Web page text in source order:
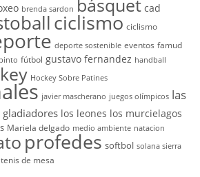
brenda sardon básquet cad
ciclismo ciclismo
deporte sostenible eventos famud
fútbol gustavo fernandez handball
Hockey Sobre Patines
javier mascherano juegos olímpicos las
gladiadores los leones los murcielagos
Mariela delgado medio ambiente natacion
profedes softbol solana sierra
tenis de mesa